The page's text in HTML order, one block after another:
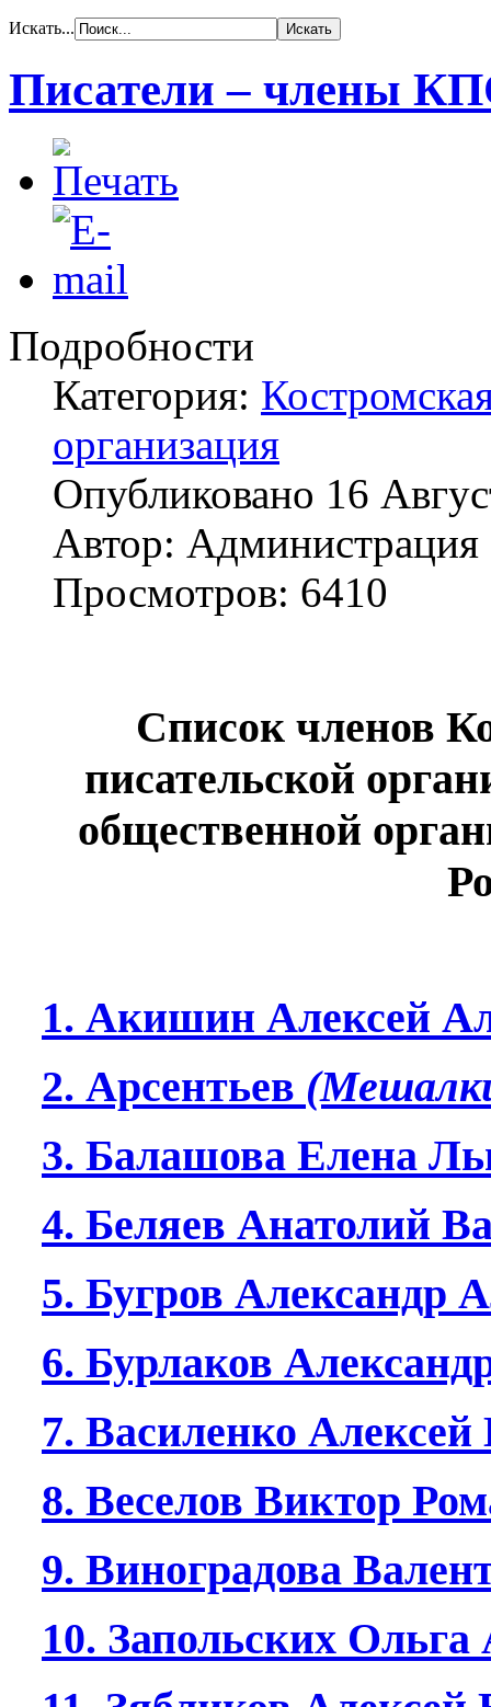
Искать...
Писатели – члены
Подробности
Категория:
организация
Опубликовано 16
Автор: Администрация
Просмотров: 6410
Список членов
писательской
общественной
1. Акишин Алексей
2. Арсентьев
3. Балашова Елена
4. Беляев Анатолий
5. Бугров Александр
6. Бурлаков
7. Василенко
8. Веселов Виктор
9. Виноградова
10. Запольских Ольга